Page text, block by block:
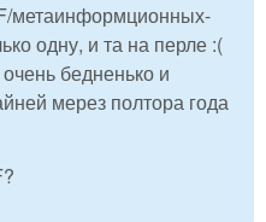
метаинформционных-
одну, и та на перле :(
бедненько и
мерез полтора года